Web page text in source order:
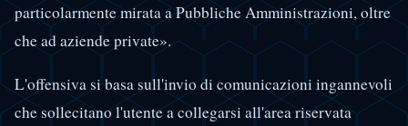
particolarmente mirata a Pubbliche Amministrazioni, oltre
che ad aziende private».
L'offensiva si basa sull'invio di comunicazioni ingannevoli
che sollecitano l'utente a collegarsi all'area riservata